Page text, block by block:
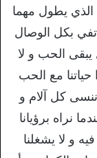
يطول مهما
بكل الوصال
يبقى الحب و لا
حياتنا مع الحب
ننسى كل آلام و
نراه برؤيانا
و لا يشغلنا